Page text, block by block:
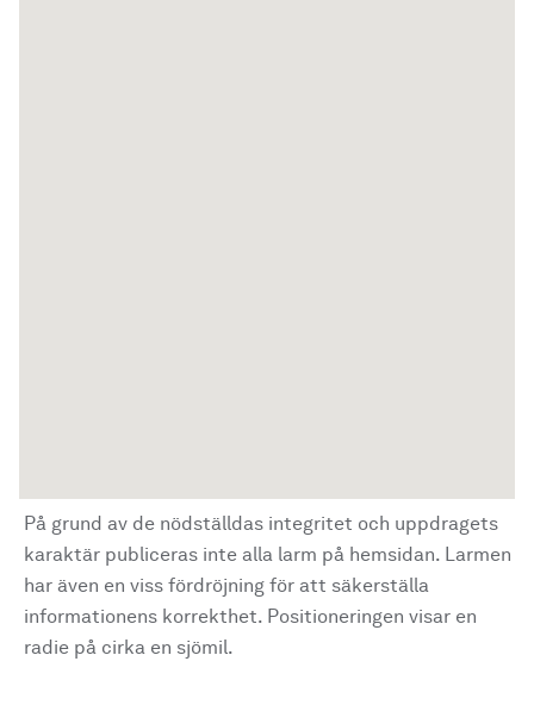
På grund av de nödställdas integritet och uppdragets
karaktär publiceras inte alla larm på hemsidan. Larmen
har även en viss fördröjning för att säkerställa
informationens korrekthet. Positioneringen visar en
radie på cirka en sjömil.